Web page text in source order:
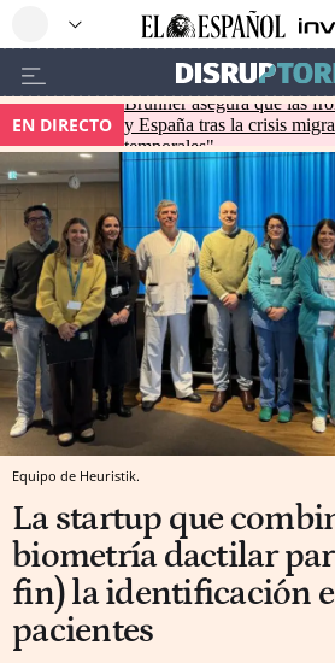
EN DIRECTO
Brunner asegura que las
y España tras la crisis
temporales"
Equipo de Heuristik.
La startup que
biometría dactilar
fin) la identificación
pacientes